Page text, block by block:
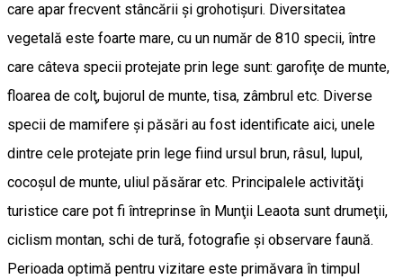
care apar frecvent stâncării şi grohotişuri. Diversitatea
vegetală este foarte mare, cu un număr de 810 specii, între
care câteva specii protejate prin lege sunt: garofiţe de munte,
floarea de colţ, bujorul de munte, tisa, zâmbrul etc. Diverse
specii de mamifere şi păsări au fost identificate aici, unele
dintre cele protejate prin lege fiind ursul brun, râsul, lupul,
cocoşul de munte, uliul păsărar etc. Principalele activităţi
turistice care pot fi întreprinse în Munţii Leaota sunt drumeţii,
ciclism montan, schi de tură, fotografie şi observare faună.
Perioada optimă pentru vizitare este primăvara în timpul